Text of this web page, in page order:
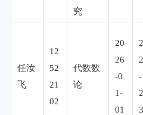
究
任汝
飞
12
52
21
02
代数数
论
20
26
-0
1-
01
-